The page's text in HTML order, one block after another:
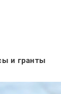
и гранты